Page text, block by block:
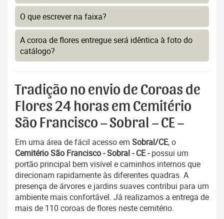
O que escrever na faixa?
A coroa de flores entregue será idêntica à foto do
catálogo?
Tradição no envio de Coroas de
Flores 24 horas em Cemitério
São Francisco – Sobral – CE –
Em uma área de fácil acesso em Sobral/CE, o
Cemitério São Francisco - Sobral - CE -possui um
portão principal bem visível e caminhos internos que
direcionam rapidamente às diferentes quadras. A
presença de árvores e jardins suaves contribui para um
ambiente mais confortável. Já realizamos a entrega de
mais de 110 coroas de flores neste cemitério.